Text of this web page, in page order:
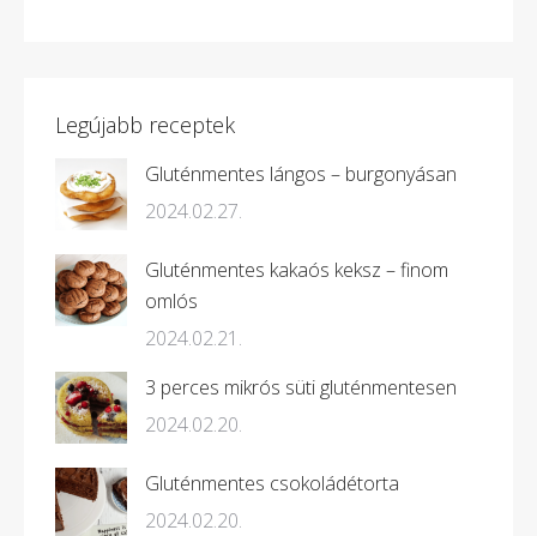
Legújabb receptek
Gluténmentes lángos – burgonyásan
2024.02.27.
Gluténmentes kakaós keksz – finom
omlós
2024.02.21.
3 perces mikrós süti gluténmentesen
2024.02.20.
Gluténmentes csokoládétorta
2024.02.20.